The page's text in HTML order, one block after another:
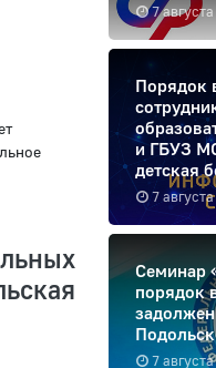
7 августа
7 августа
Порядок
и ГБУЗ
детская
7 августа
Семинар
порядок